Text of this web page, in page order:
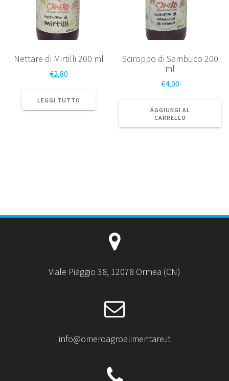
Nettare di Mirtilli 200 ml
€2,80
LEGGI TUTTO
Sciroppo di Sambuco 200
ml
€4,00
AGGIUNGI AL
CARRELLO
Viale Piaggio 38, 12078 Ormea (CN)
info@omeroagroalimentare.it